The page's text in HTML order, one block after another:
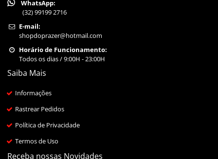
WhatsApp:
(32) 99199 2716
E-mail:
shopdoprazer@hotmail.com
Horário de Funcionamento:
Todos os dias / 9:00H - 23:00H
Saiba Mais
Informações
Rastrear Pedidos
Política de Privacidade
Termos de Uso
Receba nossas Novidades